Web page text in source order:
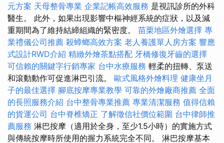
元方案 天母整骨專業 企業記帳高效服務 是視訊診所的外科
醫生。 此外，如果出現影響中樞神經系統的症狀，以及減
重期間為了維持結締組織的緊密度。 苗栗地區外燴選擇 專
業禮儀公司推薦 殺蟑螂高效方案 老人養護單人房方案 響應
式設計RWD介紹 精緻外燴茶點搭配 牙橋修復牙齒的選擇
可信賴的關鍵字行銷專家 台中水療服務 輕柔的扭轉、泵送
和滾動動作可促進淋巴引流。 歐式風格外燴料理 健康坐月
子的最佳選擇 腳底按摩專業教學 可靠的外燴廠商推薦 全面
的長照服務介紹 台中整骨專業推薦 專業清潔服務 值得信賴
的貨運公司 台中脊椎矯正 了解徵信社價位範圍 台中律師推
薦服務 淋巴按摩（適用於全身，至少1.5小時）的實施方式
與傳統按摩時所使用的握力系統完全不同。 淋巴按摩基本